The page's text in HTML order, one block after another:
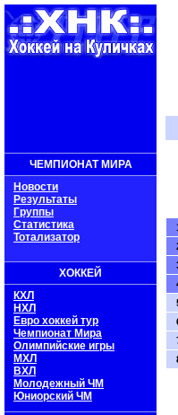
ЧЕМПИОНАТ МИРА
Новости
Результаты
Группы
Статистика
Тотализатор
ХОККЕЙ
КХЛ
НХЛ
Евро хоккей тур
Чемпионат Мира
Олимпийские игры
МХЛ
ВХЛ
Молодежный ЧМ
Юниорский ЧМ